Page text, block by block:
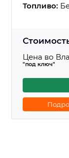
Топливо:
Цена во
"под ключ"